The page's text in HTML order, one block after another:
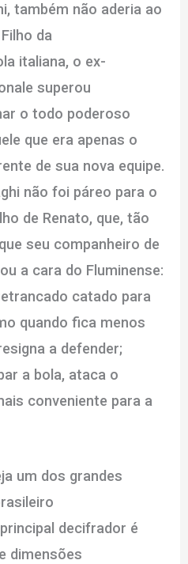
também não aderia ao
da
italiana, o ex-
superou
o todo poderoso
que era apenas o
de sua nova equipe.
não foi páreo para o
de Renato, que, tão
seu companheiro de
a cara do Fluminense:
catado para
quando fica menos
a defender;
a bola, ataca o
conveniente para a
dos grandes
decifrador é
dimensões